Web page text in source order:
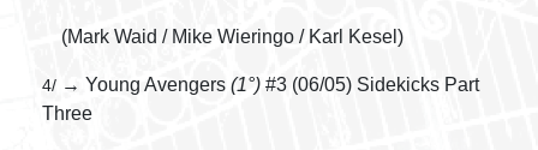
(Mark Waid / Mike Wieringo / Karl Kesel)
4/ → Young Avengers (1°) #3 (06/05) Sidekicks Part
Three